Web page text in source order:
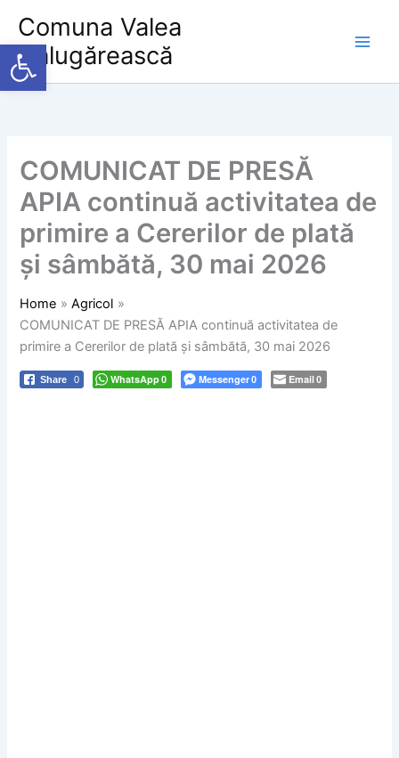
Deschide bara de unelte
content
Comuna Valea
Călugărească
COMUNICAT DE PRESĂ
APIA continuă activitatea de
primire a Cererilor de plată
și sâmbătă, 30 mai 2026
Home
Agricol
COMUNICAT DE PRESĂ APIA continuă activitatea de
primire a Cererilor de plată și sâmbătă, 30 mai 2026
Share 0 WhatsApp 0 Messenger 0 Email 0